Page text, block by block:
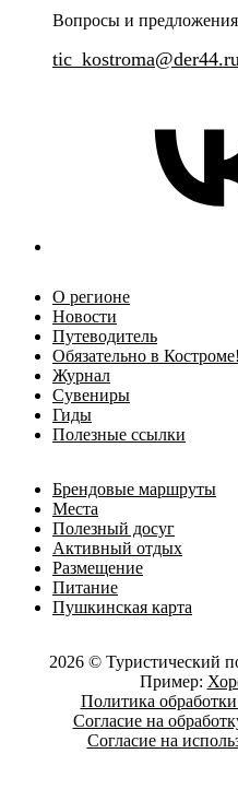
Вопросы и предложения
О регионе
Новости
Путеводитель
Обязательно в Костроме!
Журнал
Сувениры
Гиды
Полезные ссылки
Брендовые маршруты
Места
Полезный досуг
Активный отдых
Размещение
Питание
Пушкинская карта
2026 © Туристический
Пример:
Политика
Согласие на
Согласие на